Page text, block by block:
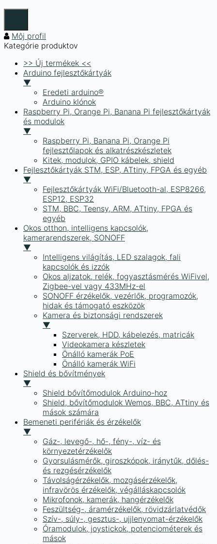
Môj profil
Kategórie produktov
>> Új termékek <<
Arduino fejlesztőkártyák
▼
Eredeti arduino®
Arduino klónok
Raspberry Pi, Orange Pi, Banana Pi fejlesztőkártyák
és modulok
▼
Raspberry Pi, Banana Pi, Orange Pi
fejlesztőlapok és alkatrészkészletek
Kitek, modulok, GPIO kábelek, shield
Fejlesztőkártyák STM, ESP, ATtiny, FPGA és egyéb
▼
Fejlesztőkártyák WiFi/Bluetooth-al, ESP8266,
ESP12, ESP32
STM, BBC, Teensy, ARM, ATtiny, FPGA és
egyéb
Okos otthon, intelligens kapcsolók,
kamerarendszerek, SONOFF
▼
Intelligens világítás, LED szalagok, fali
kapcsolók és izzók
Okos aljzatok, relék, fogyasztásmérés WiFivel,
Zigbee-vel vagy 433MHz-el
SONOFF érzékelők, vezérlők, programozók,
hidak és támogató eszközök
Kamera és biztonsági rendszerek
▼
Szerverek, HDD, kábelezés, matricák
Videokamera készletek
Önálló kamerák PoE
Önálló kamerák WiFi
Shield és bővítmények
▼
Shield bővítőmodulok Arduino-hoz
Shield, bővítőmodulok Wemos, BBC, ATtiny és
mások számára
Bemeneti perifériák és érzékelők
▼
Gáz-, levegő-, hő-, fény-, víz- és
környezetérzékelők
Gyorsulásmérők, giroszkópok, iránytűk, dőlés-
és rezgésérzékelők
Távolságérzékelők, mozgásérzékelők,
infravörös érzékelők, végálláskapcsolók
Mikrofonok, kamerák, hangérzékelők
Feszültség-, áramérzékelők, rövidzárlatvédők
Szív-, súly-, gesztus-, ujjlenyomat-érzékelők
Óramodulok, joystickok, potenciométerek és
mások